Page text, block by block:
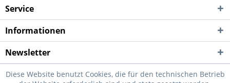
Service
Informationen
Newsletter
Diese Website benutzt Cookies, die für den technischen Betrieb